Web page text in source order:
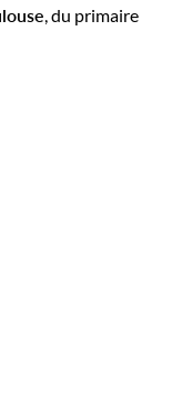
, du primaire